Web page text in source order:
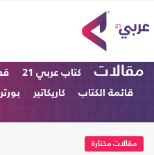
مقالات كتاب عربي 21
قائمة الكتاب
كاريكاتير
مقالات مختارة